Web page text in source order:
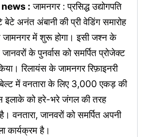
: जामनगर : प्रसिद्ध उद्योगपति
अनंत अंबानी की प्री वेडिंग समारोह
जामनगर में शुरू होगा। इसी जश्न के
के पुनर्वास को समर्पित प्रोजेक्ट
रिलायंस के जामनगर रिफ़ाइनरी
बेल्ट में वनतारा के लिए 3,000 एकड़ की
इलाके को हरे-भरे जंगल की तरह
वनतारा, जानवरों को समर्पित अपनी
कार्यक्रम है।